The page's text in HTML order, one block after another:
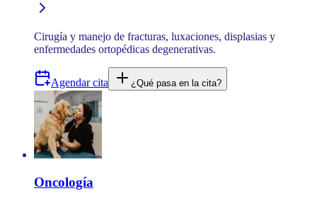
Cirugía y manejo de fracturas, luxaciones, displasias y
enfermedades ortopédicas degenerativas.
Agendar cita ¿Qué pasa en la cita?
Oncología